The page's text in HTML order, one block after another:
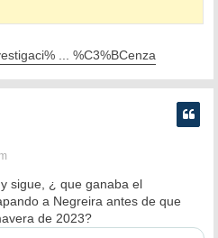
... %C3%BCenza
sigue, ¿ que ganaba el
a Negreira antes de que
de 2023?